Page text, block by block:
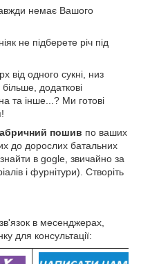
немає Вашого
не підберете річ під
від одного сукні, низ
додаткові
та інше...? Ми готові
пошив по ваших
до дорослих батальних
в gogle, звичайно за
і фурнітури). Створіть
в месенджерах,
для консультації: